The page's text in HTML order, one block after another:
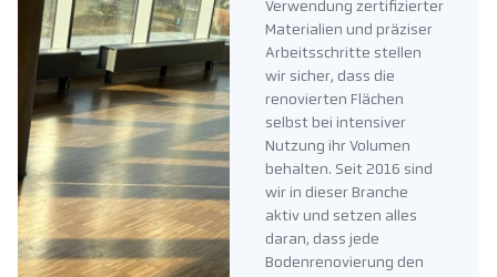
Verwendung zertifizierter
Materialien und präziser
Arbeitsschritte stellen
wir sicher, dass die
renovierten Flächen
selbst bei intensiver
Nutzung ihr Volumen
behalten. Seit 2016 sind
wir in dieser Branche
aktiv und setzen alles
daran, dass jede
Bodenrenovierung den